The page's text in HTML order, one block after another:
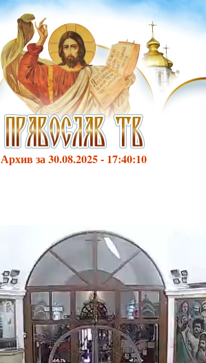
Архив за 30.08.2025 - 17:40:10